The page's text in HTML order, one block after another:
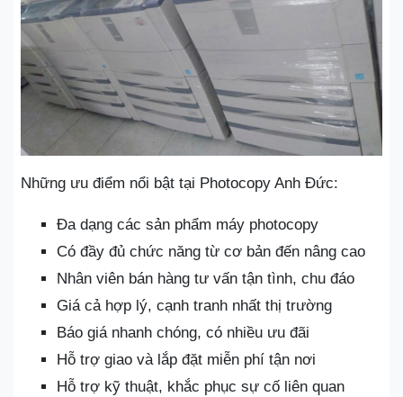
Những ưu điểm nổi bật tại Photocopy Anh Đức:
Đa dạng các sản phẩm máy photocopy
Có đầy đủ chức năng từ cơ bản đến nâng cao
Nhân viên bán hàng tư vấn tận tình, chu đáo
Giá cả hợp lý, cạnh tranh nhất thị trường
Báo giá nhanh chóng, có nhiều ưu đãi
Hỗ trợ giao và lắp đặt miễn phí tận nơi
Hỗ trợ kỹ thuật, khắc phục sự cố liên quan